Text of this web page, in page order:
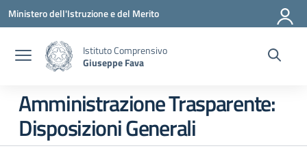
Vai ai contenuti
Vai al menu di navigazione
Vai al footer
Ministero dell'Istruzione e del Merito
Istituto Comprensivo
Giuseppe Fava
Amministrazione Trasparente:
Disposizioni Generali